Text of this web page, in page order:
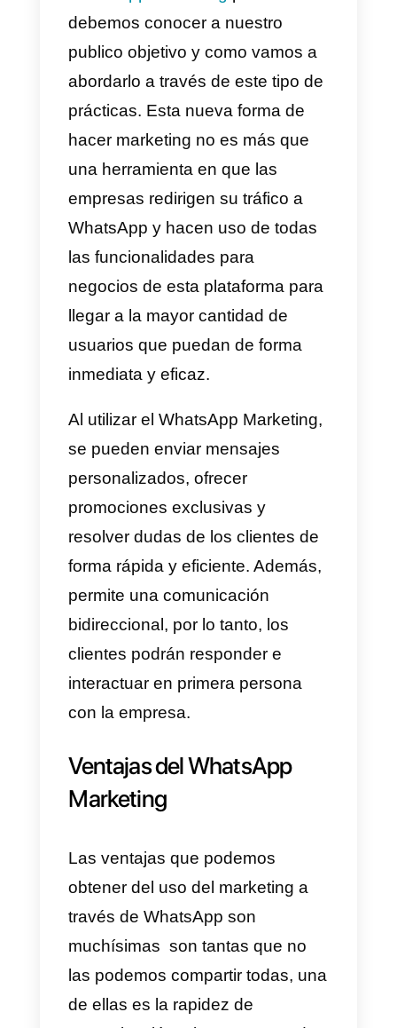
WhatsApp y la privacidad juegan
un papel importante en la toma
decisiones de una persona al
momento de elegir un producto o
servicio y es por esto que en
artículo te mostraremos 9
campañas exitosas de marketing
en WhatsApp.
Que es el WhatsApp
Marketing
Par entender como funciona el
WhatsApp Marketing
debemos conocer a nuestro
publico objetivo y como vamos a
abordarlo a través de este tipo de
prácticas. Esta nueva forma de
hacer marketing no es más que
una herramienta en que las
WhatsApp y hacen uso de todas
las funcionalidades para
llegar a la mayor cantidad de
usuarios que puedan de forma
inmediata y eficaz.
Al utilizar el WhatsApp Marketing,